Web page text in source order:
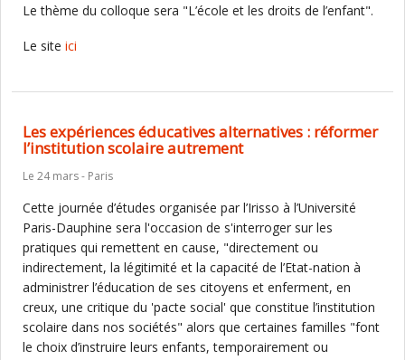
Le thème du colloque sera "L’école et les droits de l’enfant".
Le site ici
Les expériences éducatives alternatives : réformer
l’institution scolaire autrement
Le 24 mars - Paris
Cette journée d’études organisée par l’Irisso à l’Université
Paris-Dauphine sera l'occasion de s'interroger sur les
pratiques qui remettent en cause, "directement ou
indirectement, la légitimité et la capacité de l’Etat-nation à
administrer l’éducation de ses citoyens et enferment, en
creux, une critique du 'pacte social' que constitue l’institution
scolaire dans nos sociétés" alors que certaines familles "font
le choix d’instruire leurs enfants, temporairement ou